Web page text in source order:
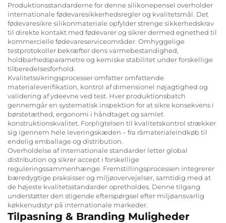
Produktionsstandarderne for denne silikonepensel overholder
internationale fødevaresikkerhedsregler og kvalitetsmål. Det
fødevaresikre silikonmateriale opfylder strenge sikkerhedskrav
til direkte kontakt med fødevarer og sikrer dermed egnethed til
kommercielle fødevareserviceområder. Omhyggelige
testprotokoller bekræfter dens varmebestandighed,
holdbarhedsparametre og kemiske stabilitet under forskellige
tilberedelsesforhold.
Kvalitetssikringsprocesser omfatter omfattende
materialeverifikation, kontrol af dimensionel nøjagtighed og
validering af ydeevne ved test. Hver produktionsbatch
gennemgår en systematisk inspektion for at sikre konsekvens i
børstetæthed, ergonomi i håndtaget og samlet
konstruktionskvalitet. Forpligtelsen til kvalitetskontrol strækker
sig igennem hele leveringskæden – fra råmaterialeindkøb til
endelig emballage og distribution.
Overholdelse af internationale standarder letter global
distribution og sikrer accept i forskellige
reguleringssammenhænge. Fremstillingsprocessen integrerer
bæredygtige praksisser og miljøovervejelser, samtidig med at
de højeste kvalitetsstandarder opretholdes. Denne tilgang
understøtter den stigende efterspørgsel efter miljøansvarlig
køkkenudstyr på internationale markeder.
Tilpasning & Branding Muligheder